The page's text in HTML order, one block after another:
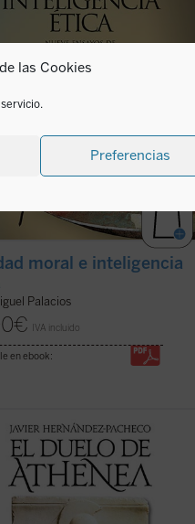
las Cookies
Preferencias
...(ver ficha)
moral e inteligencia
Palacios
€ IVA incluido
en ebook:
se ha convertido en un
de nuestra autoconciencia
Con grave daño para esa
pues en la indiferencia
a toda agresión ese pacifismo
las bases comunitarias sobre las